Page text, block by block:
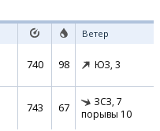
Ветер
740 98 ЮЗ, 3
743 67 ЗСЗ, 7
порывы 10